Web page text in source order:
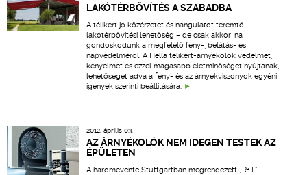
LAKÓTÉRBŐVÍTÉS A SZABADBA
A télikert jó közérzetet és hangulatot teremtő
lakótérbővítési lehetőség – de csak akkor, ha
gondoskodunk a megfelelő fény-, belátás- és
napvédelméről. A Hella télikert-árnyékolók védelmet,
kényelmet és ezzel magasabb életminőséget nyújtanak,
lehetőséget adva a fény- és az árnyékviszonyok egyéni
igények szerinti beállítására.
2012. április 03.
AZ ÁRNYÉKOLÓK NEM IDEGEN TESTEK AZ
ÉPÜLETEN
A háromévente Stuttgartban megrendezett „R+T”